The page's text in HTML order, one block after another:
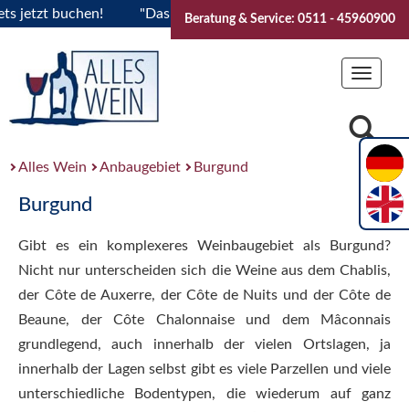
buchen! "Das Sommerfest 2026" Vive la
Beratung & Service: 0511 - 45960900
Toggle
Alles Wein Anbaugebiet Burgund
Burgund
Gibt es ein komplexeres Weinbaugebiet als Burgund?
Nicht nur unterscheiden sich die Weine aus dem Chablis,
der Côte de Auxerre, der Côte de Nuits und der Côte de
Beaune, der Côte Chalonnaise und dem Mâconnais
grundlegend, auch innerhalb der vielen Ortslagen, ja
innerhalb der Lagen selbst gibt es viele Parzellen und viele
unterschiedliche Bodentypen, die wiederum auf ganz